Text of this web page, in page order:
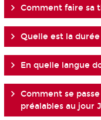
Comment faire sa
Quelle est la
En quelle langue
Comment se
préalables au jour